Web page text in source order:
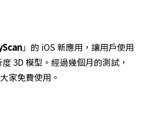
」的 iOS 新應用，讓用戶使用
3D 模型。經過幾個月的測試，
家免費使用。